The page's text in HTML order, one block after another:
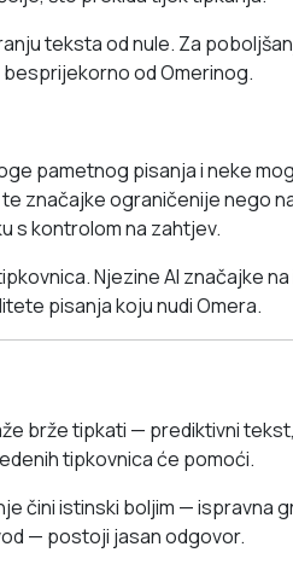
teksta od nule. Za
od Omerinog.
pametnog pisanja i neke
značajke ograničenije nego
s kontrolom na zahtjev.
Njezine AI značajke
pisanja koju nudi Omera.
brže tipkati — prediktivni
tipkovnica će pomoći.
čini istinski boljim — ispravna
— postoji jasan odgovor.